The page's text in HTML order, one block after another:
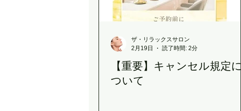
【重要】キャンセル規定に
ついて
ザ・リラックスサロン
2月19日
読了時間: 2分